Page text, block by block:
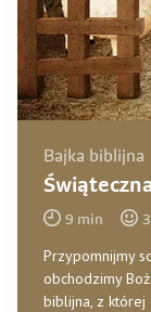
Bajka biblijna
9 min 3
Przypomnijmy
obchodzimy
biblijna, z